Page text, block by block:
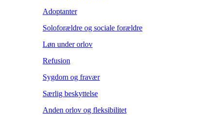
Adoptanter
Soloforældre og sociale forældre
Løn under orlov
Refusion
Sygdom og fravær
Særlig beskyttelse
Anden orlov og fleksibilitet